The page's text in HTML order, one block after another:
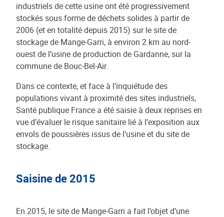
industriels de cette usine ont été progressivement
stockés sous forme de déchets solides à partir de
2006 (et en totalité depuis 2015) sur le site de
stockage de Mange-Garri, à environ 2 km au nord-
ouest de l’usine de production de Gardanne, sur la
commune de Bouc-Bel-Air.
Dans ce contexte, et face à l’inquiétude des
populations vivant à proximité des sites industriels,
Santé publique France a été saisie à deux reprises en
vue d’évaluer le risque sanitaire lié à l’exposition aux
envols de poussières issus de l’usine et du site de
stockage.
Saisine de 2015
En 2015, le site de Mange-Garri a fait l’objet d’une